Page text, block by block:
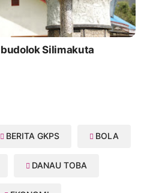
Silimakuta
BERITA GKPS BOLA
DANAU TOBA